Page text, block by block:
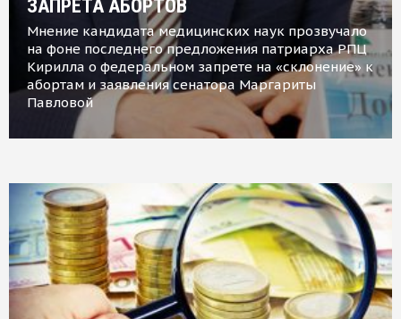
ЗАПРЕТА АБОРТОВ
Мнение кандидата медицинских наук прозвучало
на фоне последнего предложения патриарха РПЦ
Кирилла о федеральном запрете на «склонение» к
абортам и заявления сенатора Маргариты
Павловой